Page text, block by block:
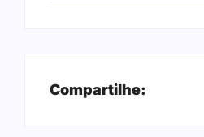
Compartilhe: